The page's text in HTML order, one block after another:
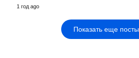
1 год ago
Показать еще посты